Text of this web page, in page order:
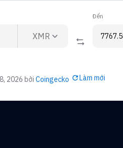
XMR
Đến
2026 bởi Coingecko Làm mới